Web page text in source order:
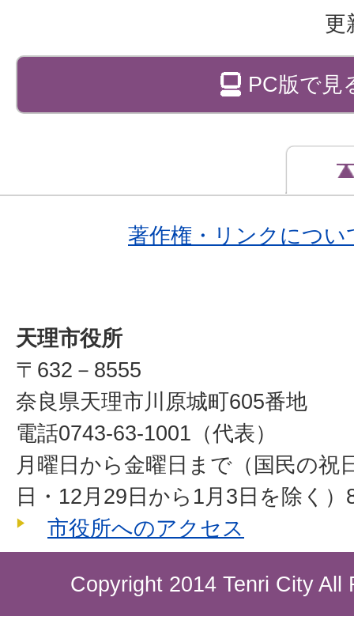
更
PC版で見
著作権・リンクについ
天理市役所
〒632－8555
奈良県天理市川原城町605番地
電話0743-63-1001（代表）
月曜日から金曜日まで（国民の祝
日・12月29日から1月3日を除く
市役所へのアクセス
Copyright 2014 Tenri City All